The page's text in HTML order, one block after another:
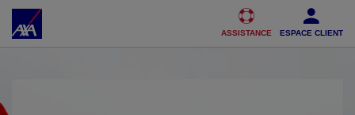
Accéder au Contenu Accéder au Pied de page
ASSISTANCE ESPACE CLIENT